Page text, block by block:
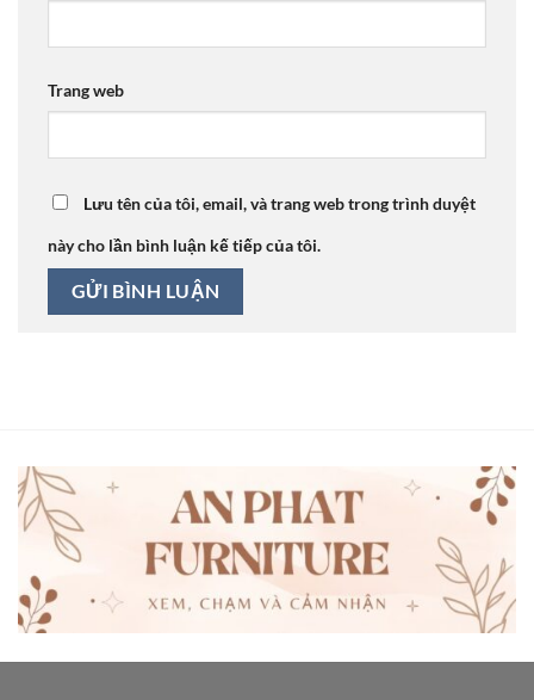
Trang web
Lưu tên của tôi, email, và trang web trong trình duyệt
này cho lần bình luận kế tiếp của tôi.